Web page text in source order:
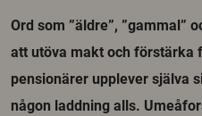
Ord som ”äldre”, ”gammal”
att utöva makt och förstärka
pensionärer upplever själva
någon laddning alls.